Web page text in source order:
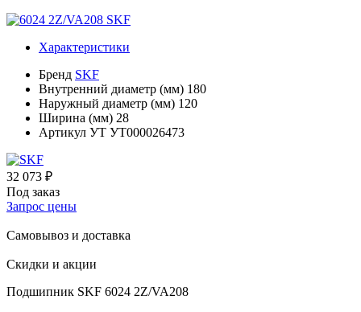
Характеристики
Бренд SKF
Внутренний диаметр (мм) 180
Наружный диаметр (мм) 120
Ширина (мм) 28
Артикул УТ УТ000026473
32 073 ₽
Под заказ
Запрос цены
Самовывоз и доставка
Скидки и акции
Подшипник SKF 6024 2Z/VA208